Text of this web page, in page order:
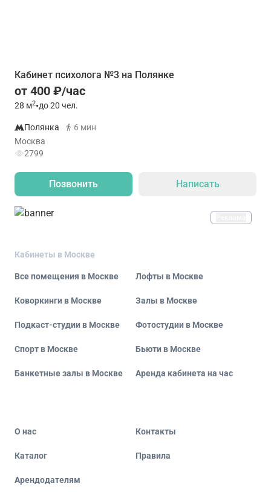
Кабинет психолога №3 на Полянке
от 400 ₽/час
28 м2•до 20 чел.
Полянка
6 мин
Москва
2799
Позвонить Написать
Кабинеты в Москве
Все помещения в Москве Лофты в Москве
Коворкинги в Москве Залы в Москве
Подкаст-студии в Москве Фотостудии в Москве
Спорт в Москве Бьюти в Москве
Банкетные залы в Москве Аренда кабинета на час
О нас Контакты
Каталог Правила
Арендодателям